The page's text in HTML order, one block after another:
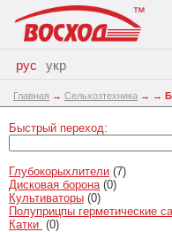
рус укр
Главная → Сельхозтехника → →
Быстрый переход:
Глубокорыхлители (7)
Дисковая борона(0)
Культиваторы (0)
Полуприцпы герметические
Катки (0)